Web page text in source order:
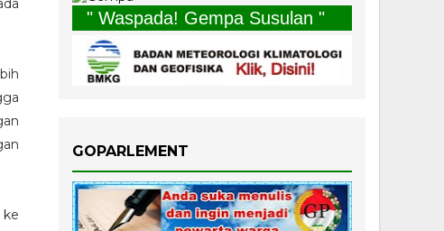
" Waspada! Gempa Susulan "
GOPARLEMENT